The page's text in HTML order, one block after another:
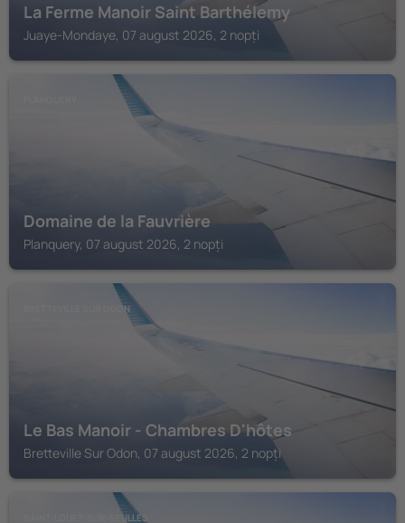
La Ferme Manoir Saint Barthélemy
Juaye-Mondaye, 07 august 2026, 2 nopți
Domaine de la Fauvrière
Planquery, 07 august 2026, 2 nopți
BRETTEVILLE SUR ODON
Le Bas Manoir - Chambres D'hôtes
Bretteville Sur Odon, 07 august 2026, 2 nopți
SAINT-LOUET-SUR-SEULLES